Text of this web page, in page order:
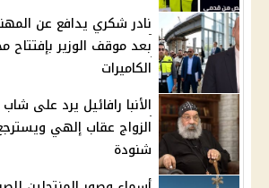
نادر شكري يدافع عن
بعد موقف الوزير بإفتتاح
الكاميرات
الأنبا رافائيل يرد على
الزواج عقاب إلهي
شنودة